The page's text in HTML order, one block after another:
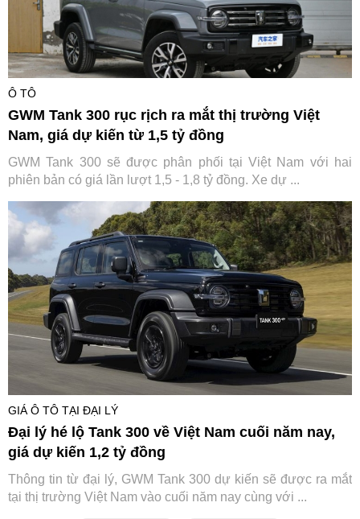
Ô TÔ
GWM Tank 300 rục rịch ra mắt thị trường Việt
Nam, giá dự kiến từ 1,5 tỷ đồng
GWM Tank 300 sẽ được phân phối tại Việt Nam với hai
phiên bản có giá lần lượt 1,5 - 1,8 tỷ đồng. Xe dự ...
GIÁ Ô TÔ TẠI ĐẠI LÝ
Đại lý hé lộ Tank 300 về Việt Nam cuối năm nay,
giá dự kiến 1,2 tỷ đồng
Thông tin từ đại lý, GWM Tank 300 dự kiến sẽ được ra mắt
tại thị trường Việt Nam vào cuối năm nay cùng với ...